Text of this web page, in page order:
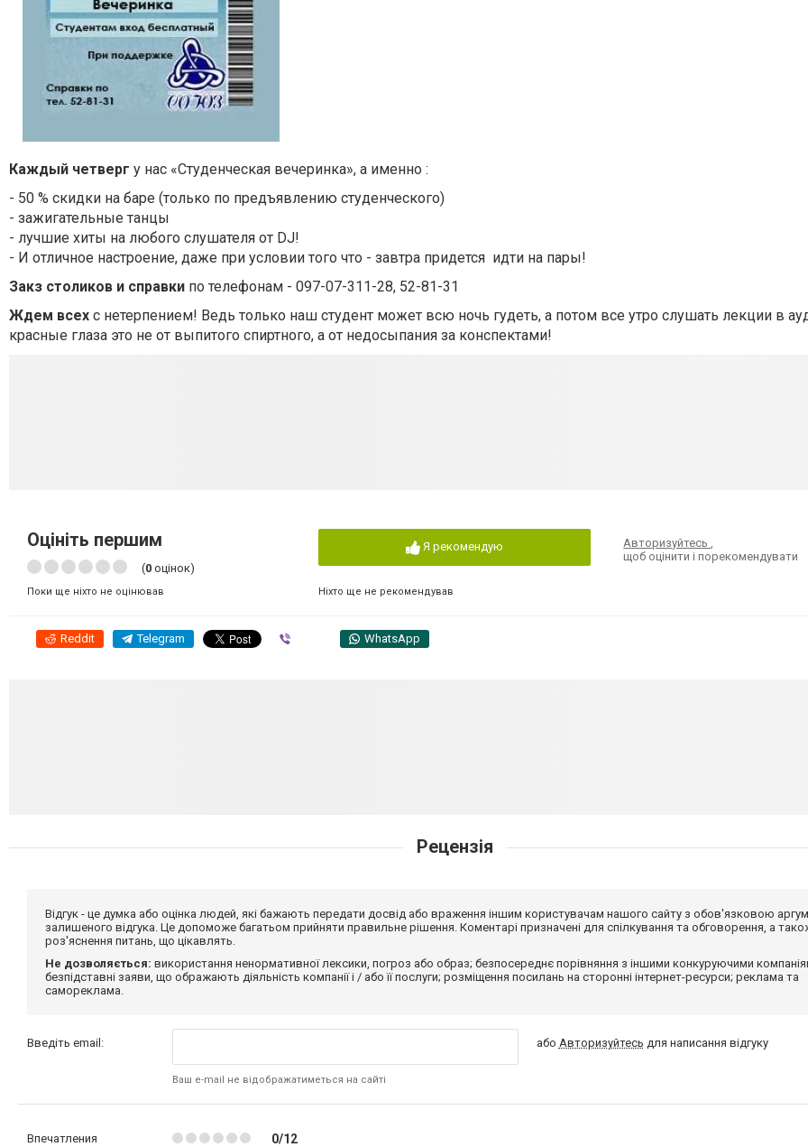
Каждый четверг у нас «Студенческая вечеринка», а именно :
- 50 % скидки на баре (только по предъявлению студенческого)
- зажигательные танцы
- лучшие хиты на любого слушателя от DJ!
- И отличное настроение, даже при условии того что - завтра придется идти на пары!
Закз столиков и справки по телефонам - 097-07-311-28, 52-81-31
Ждем всех с нетерпением! Ведь только наш студент может всю ночь гудеть, а потом все утро слушать лекции в
красные глаза это не от выпитого спиртного, а от недосыпания за конспектами!
Оцініть першим
(0 оцінок)
Поки ще ніхто не оцінював
Я рекомендую
Ніхто ще не рекомендував
Авторизуйтесь,
щоб оцінити і порекомендувати
Reddit Telegram WhatsApp
Рецензія
Відгук - це думка або оцінка людей, які бажають передати досвід або враження іншим користувачам нашого сайту з обов'язковою
залишеного відгука. Це допоможе багатьом прийняти правильне рішення. Коментарі призначені для спілкування та обговорення, а
роз'яснення питань, що цікавлять.
Не дозволяється: використання ненормативної лексики, погроз або образ; безпосереднє порівняння з іншими конкуруючими
безпідставні заяви, що ображають діяльність компанії і / або її послуги; розміщення посилань на сторонні інтернет-ресурси; реклама та
самореклама.
Введіть email:
Ваш e-mail не відображатиметься на сайті
або Авторизуйтесь для написання відгуку
Впечатления 0/12